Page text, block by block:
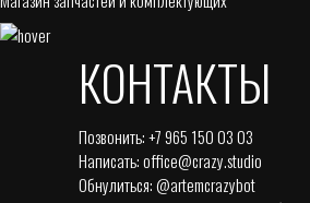
КОНТАКТЫ
Позвонить:+7 965 150 03 03
Написать:office@crazy.studio
Обнулиться:@artemcrazybot